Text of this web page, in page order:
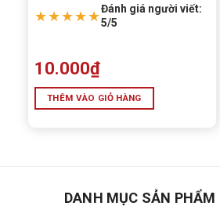
★★★★★Đánh giá người viết:
5/5
10.000₫
THÊM VÀO GIỎ HÀNG
DANH MỤC SẢN PHẨM